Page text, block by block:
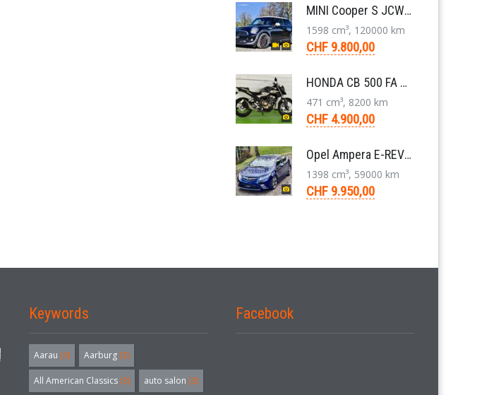
MINI Cooper S JCW R56 N14 Kleinwagen 6-Gang 2011
1598 cm³, 120000 km
CHF 9.800,00
HONDA CB 500 FA ABS Naked Bike 2020
471 cm³, 8200 km
CHF 4.900,00
Opel Ampera E-REV Plug-in-Hybrid Limousine 2012
1398 cm³, 59000 km
CHF 9.950,00
Keywords
Aarau (3) Aarburg (3)
All American Classics (3) auto salon (3)
Facebook